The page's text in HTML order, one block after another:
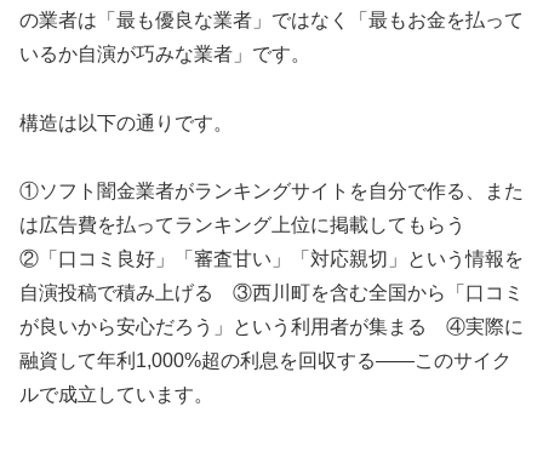
の業者は「最も優良な業者」ではなく「最もお金を払って
いるか自演が巧みな業者」です。
構造は以下の通りです。
①ソフト闇金業者がランキングサイトを自分で作る、また
は広告費を払ってランキング上位に掲載してもらう
②「口コミ良好」「審査甘い」「対応親切」という情報を
自演投稿で積み上げる ③西川町を含む全国から「口コミ
が良いから安心だろう」という利用者が集まる ④実際に
融資して年利1,000%超の利息を回収する——このサイク
ルで成立しています。